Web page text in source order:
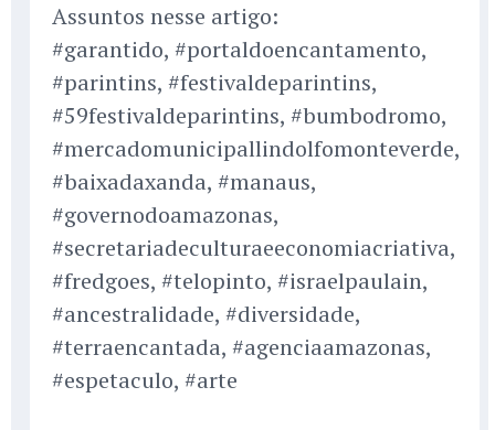
Assuntos nesse artigo:
#garantido, #portaldoencantamento,
#parintins, #festivaldeparintins,
#59festivaldeparintins, #bumbodromo,
#mercadomunicipallindolfomonteverde,
#baixadaxanda, #manaus,
#governodoamazonas,
#secretariadeculturaeeconomiacriativa,
#fredgoes, #telopinto, #israelpaulain,
#ancestralidade, #diversidade,
#terraencantada, #agenciaamazonas,
#espetaculo, #arte